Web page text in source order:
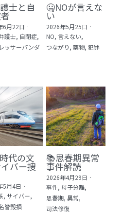
の小説・漫画・ドラマ・
士と自
6月22日 ·
護士, 自閉症,
レッサーパンダ
🤐NOが言えな
い
2026年5月25日 ·
NO, 言えない,
つながり, 薬物, 犯罪
代の文
バー捜
5月4日 ·
, サイバー,
誉毀損
📚思春期異常
事件解読
2026年4月29日 ·
事件, 母子分離,
思春期, 異常,
司法修復